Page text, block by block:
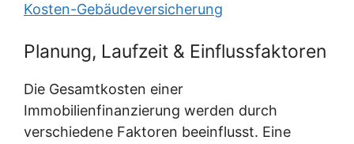
Kosten-Gebäudeversicherung
Planung, Laufzeit & Einflussfaktoren
Die Gesamtkosten einer
Immobilienfinanzierung werden durch
verschiedene Faktoren beeinflusst. Eine